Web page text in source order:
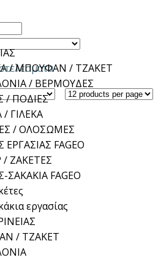
/ ΜΠΟΥΦΑΝ / ΤΖΑΚΕΤ
/ ΒΕΡΜΟΥΔΕΣ
/ ΠΟΔΙΕΣ
/ ΓΙΛΕΚΑ
/ ΟΛΟΣΩΜΕΣ
FAGEO
ΖΑΚΕΤΕΣ
ΣΑΚΑΚΙΑ FAGEO
εργασίας
/ ΤΖΑΚΕΤ